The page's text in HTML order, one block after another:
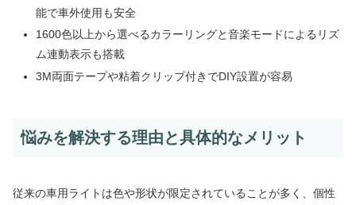
能で車外使用も安全
1600色以上から選べるカラーリングと音楽モードによるリズ
ム連動表示も搭載
3M両面テープや粘着クリップ付きでDIY設置が容易
悩みを解決する理由と具体的なメリット
従来の車用ライトは色や形状が限定されていることが多く、個性